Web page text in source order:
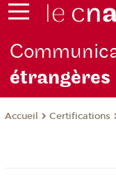
étrangères
Accueil Certifications